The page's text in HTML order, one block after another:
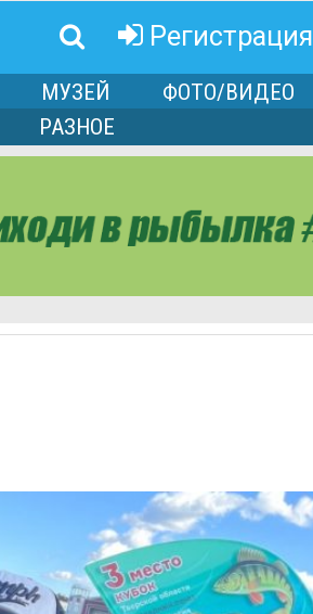
Регистрация
МУЗЕЙ
ФОТО/ВИДЕО
РАЗНОЕ